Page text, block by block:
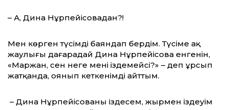
– А, Дина Нұрпейісовадан?!
Мен көрген түсімді баяндап бердім. Түсіме ақ
жаулығы дағарадай Дина Нұрпейісова енгенін,
«Маржан, сен неге мені іздемейсің?» – деп ұрсып
жатқанда, оянып кеткенімді айттым.
– Дина Нұрпейісованы іздесем, жырмен іздеуім